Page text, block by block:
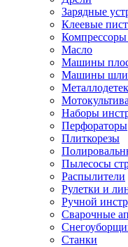
Зарядные
Клеевые
Масло
Машины
Машины
Наборы
Перфораторы
Плиткорезы
Пылесосы
Распылители
Рулетки и
Ручной
Сварочные
Станки